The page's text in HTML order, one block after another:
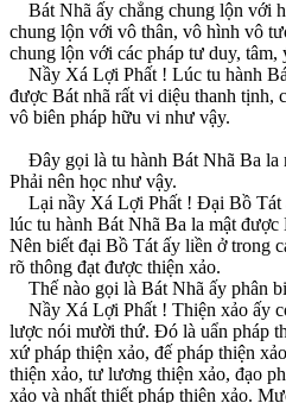
Bát Nhã ấy chẳng chung lộn với
chung lộn với vô thân, vô hình vô
chung lộn với các pháp tư duy,
Nầy Xá Lợi Phất ! Lúc tu hành
được Bát nhã rất vi diệu thanh tịnh,
vô biên pháp hữu vi như vậy.
Ðây gọi là tu hành Bát Nhã Ba la
Phải nên học như vậy.
Lại nầy Xá Lợi Phất ! Ðại Bồ Tát
lúc tu hành Bát Nhã Ba la mật được
Nên biết đại Bồ Tát ấy liền ở trong
rõ thông đạt được thiện xảo.
Thế nào gọi là Bát Nhã ấy phân
Nầy Xá Lợi Phất ! Thiện xảo ấy
lược nói mười thứ. Ðó là uẩn pháp
xứ pháp thiện xảo, đế pháp thiện
thiện xảo, tư lương thiện xảo, đạo
xảo và nhất thiết pháp thiện xảo.